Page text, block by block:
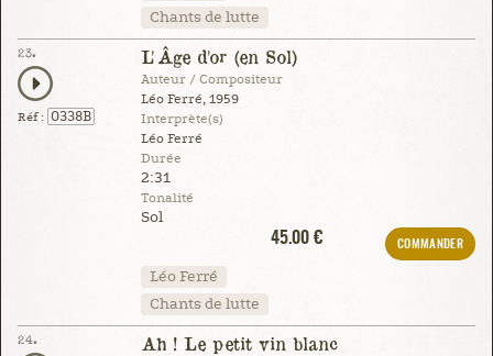
Chants de lutte
23.
Réf : 0338B
L'Âge d'or (en Sol)
Auteur / Compositeur
Léo Ferré, 1959
Interprète(s)
Léo Ferré
Durée
2:31
Tonalité
Sol
45.00 €
COMMANDER
Léo Ferré
Chants de lutte
24. Ah ! Le petit vin blanc